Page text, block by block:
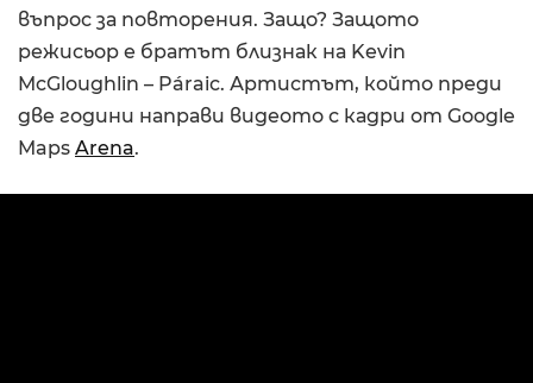
въпрос за повторения. Защо? Защото
режисьор е братът близнак на Kevin
McGloughlin – Páraic. Артистът, който преди
две години направи видеото с кадри от Google
Maps Arena.